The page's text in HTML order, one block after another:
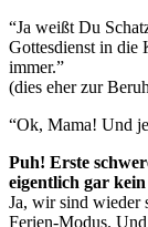
“Ja weißt Du
Gottesdienst in die
immer.”
(dies eher zur
“Ok, Mama! Und
Puh! Erste
eigentlich gar
Ja, wir sind wieder
Ferien-Modus.